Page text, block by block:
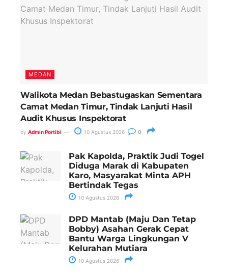
MEDAN
Walikota Medan Bebastugaskan Sementara
Camat Medan Timur, Tindak Lanjuti Hasil
Audit Khusus Inspektorat
by Admin Portibi 10 Agustus 2026 0
Pak Kapolda, Praktik Judi Togel
Diduga Marak di Kabupaten
Karo, Masyarakat Minta APH
Bertindak Tegas
10 Agustus 2026
DPD Mantab (Maju Dan Tetap
Bobby) Asahan Gerak Cepat
Bantu Warga Lingkungan V
Kelurahan Mutiara
10 Agustus 2026